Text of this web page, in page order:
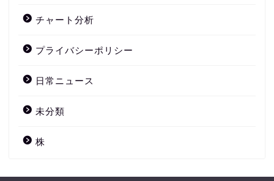
チャート分析
プライバシーポリシー
日常ニュース
未分類
株